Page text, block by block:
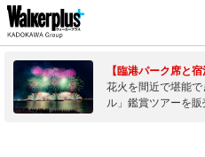
【臨港パーク席と
花火を間近で堪能
ル」鑑賞ツアーを販